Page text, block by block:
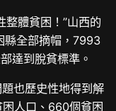
整體貧困！”山西的
縣全部摘帽，7993
達到脫貧標準。
也歷史性地得到解
人口、660個貧困